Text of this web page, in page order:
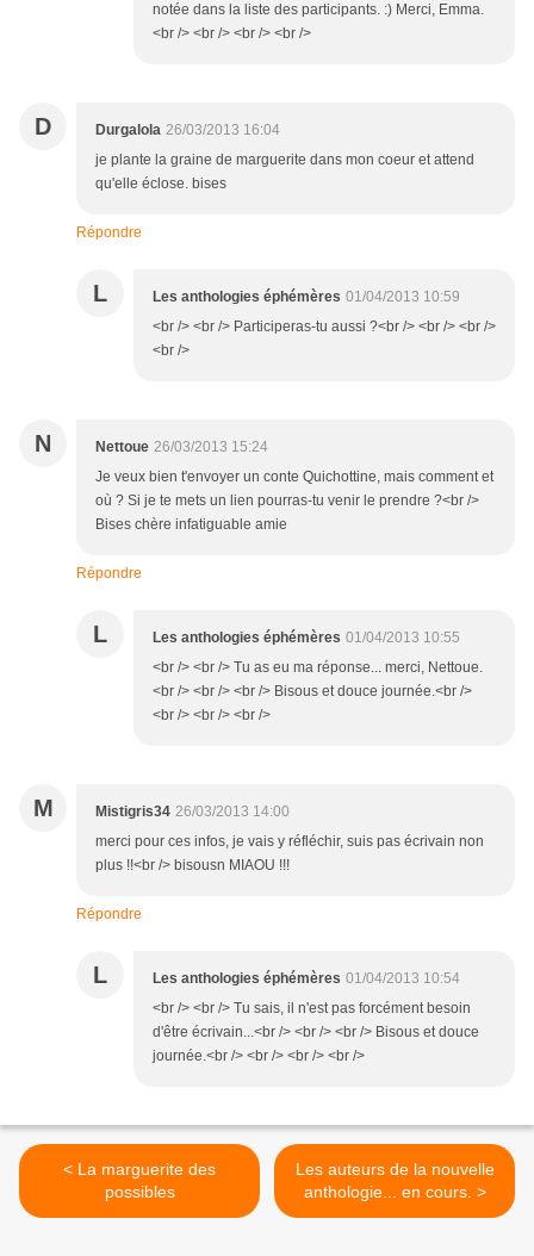
notée dans la liste des participants. :) Merci, Emma.
<br /> <br /> <br /> <br />
D Durgalola 26/03/2013 16:04
je plante la graine de marguerite dans mon coeur et attend
qu'elle éclose. bises
Répondre
L Les anthologies éphémères 01/04/2013 10:59
<br /> <br /> Participeras-tu aussi ?<br /> <br /> <br />
<br />
N Nettoue 26/03/2013 15:24
Je veux bien t'envoyer un conte Quichottine, mais comment et
où ? Si je te mets un lien pourras-tu venir le prendre ?<br />
Bises chère infatiguable amie
Répondre
L Les anthologies éphémères 01/04/2013 10:55
<br /> <br /> Tu as eu ma réponse... merci, Nettoue.
<br /> <br /> <br /> Bisous et douce journée.<br />
<br /> <br /> <br />
M Mistigris34 26/03/2013 14:00
merci pour ces infos, je vais y réfléchir, suis pas écrivain non
plus !!<br /> bisousn MIAOU !!!
Répondre
L Les anthologies éphémères 01/04/2013 10:54
<br /> <br /> Tu sais, il n'est pas forcément besoin
d'être écrivain...<br /> <br /> <br /> Bisous et douce
journée.<br /> <br /> <br /> <br />
< La marguerite des
possibles
Les auteurs de la nouvelle
anthologie... en cours. >